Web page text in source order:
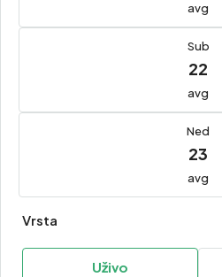
avg
Sub
22
avg
Ned
23
avg
Vrsta
Uživo